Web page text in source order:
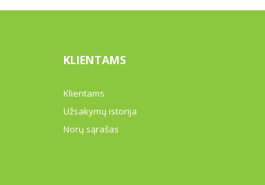
KLIENTAMS
Klientams
Užsakymų istorija
Norų sąrašas